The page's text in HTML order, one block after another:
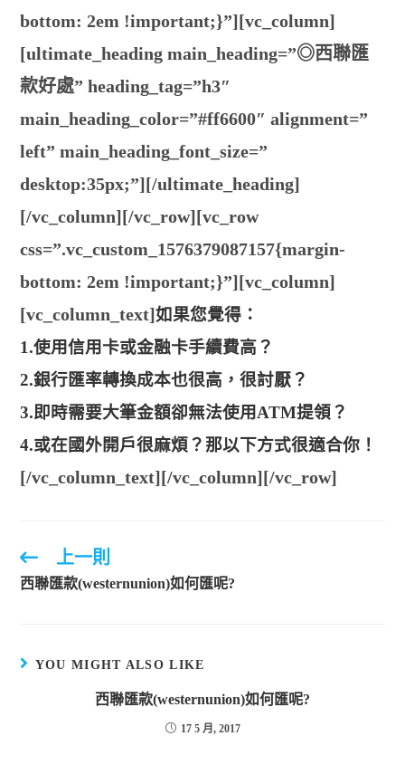
bottom: 2em !important;}”][vc_column]
[ultimate_heading main_heading=”◎西聯匯
款好處” heading_tag=”h3″
main_heading_color=”#ff6600″ alignment=”
left” main_heading_font_size=”
desktop:35px;”][/ultimate_heading]
[/vc_column][/vc_row][vc_row
css=”.vc_custom_1576379087157{margin-
bottom: 2em !important;}”][vc_column]
[vc_column_text]如果您覺得：
1.使用信用卡或金融卡手續費高？
2.銀行匯率轉換成本也很高，很討厭？
3.即時需要大筆金額卻無法使用ATM提領？
4.或在國外開戶很麻煩？那以下方式很適合你！
[/vc_column_text][/vc_column][/vc_row]
上一則
西聯匯款(westernunion)如何匯呢?
YOU MIGHT ALSO LIKE
西聯匯款(westernunion)如何匯呢?
17 5 月, 2017